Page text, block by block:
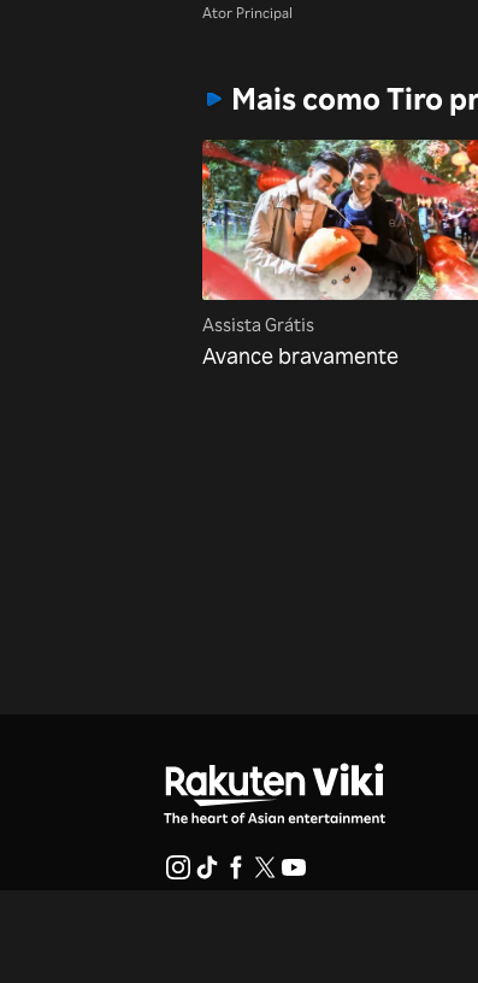
Ator Principal
Mais como Tiro
Assista Grátis
Avance bravamente